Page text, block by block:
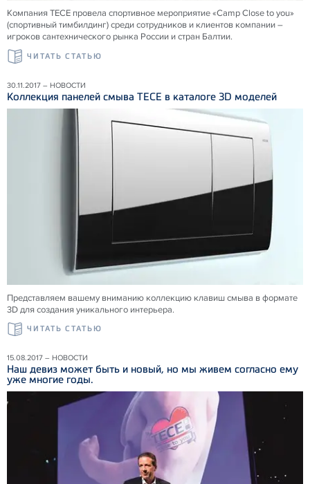
Компания ТЕСЕ провела спортивное мероприятие «Camp Close to you»
(спортивный тимбилдинг) среди сотрудников и клиентов компании –
игроков сантехнического рынка России и стран Балтии.
ЧИТАТЬ СТАТЬЮ
30.11.2017 – НОВОСТИ
Коллекция панелей смыва ТЕСЕ в каталоге 3D моделей
Представляем вашему вниманию коллекцию клавиш смыва в формате
3D для создания уникального интерьера.
ЧИТАТЬ СТАТЬЮ
15.08.2017 – НОВОСТИ
Наш девиз может быть и новый, но мы живем согласно ему
уже многие годы.